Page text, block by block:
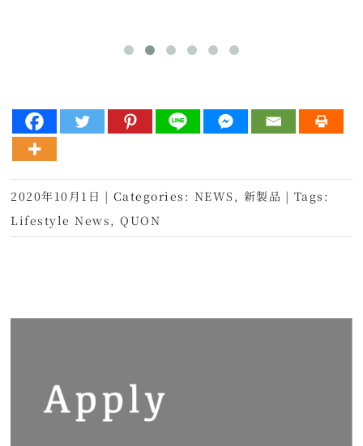
2020年10月1日 | Categories: NEWS, 新製品 | Tags:
Lifestyle News,QUON